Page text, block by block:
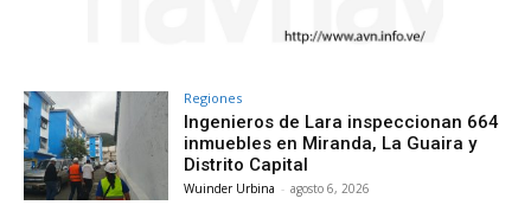
Regiones
Ingenieros de Lara inspeccionan 664
inmuebles en Miranda, La Guaira y
Distrito Capital
Wuinder Urbina - agosto 6, 2026